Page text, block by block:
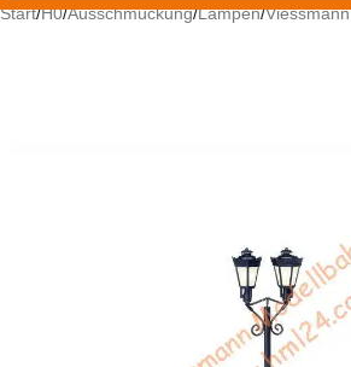
Start/H0/Ausschmückung/Lampen/Viessmann